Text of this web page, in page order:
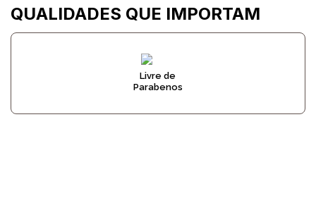
QUALIDADES QUE IMPORTAM
Livre de
Parabenos